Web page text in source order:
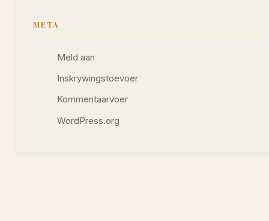
META
Meld aan
Inskrywingstoevoer
Kommentaarvoer
WordPress.org